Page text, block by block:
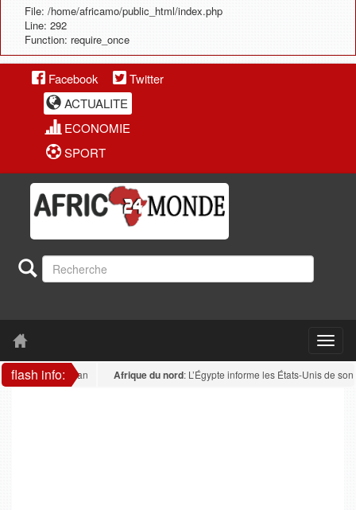
File: /home/africamo/public_html/index.php
Line: 292
Function: require_once
Facebook
Twitter
ACTUALITE
ECONOMIE
SPORT
flash info:
sur l’Iran Afrique du nord: L’Égypte informe les États-Unis de son